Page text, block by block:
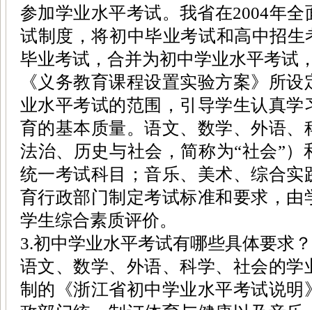
参加学业水平考试。我省在2004年
试制度，将初中毕业考试和高中招生
毕业考试，合并为初中学业水平考试
《义务教育课程设置实验方案》所
业水平考试的范围，引导学生认真
育的基本质量。语文、数学、外语
法治、历史与社会，简称为“社会”
统一考试科目；音乐、美术、综合
育行政部门制定考试标准和要求，
学生综合素质评价。
3.初中学业水平考试有哪些具体要求？
语文、数学、外语、科学、社会的
制的《浙江省初中学业水平考试说